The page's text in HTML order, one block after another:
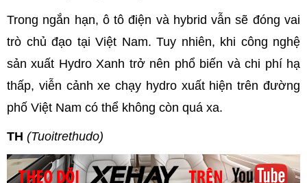
Trong ngắn hạn, ô tô điện và hybrid vẫn sẽ đóng vai
trò chủ đạo tại Việt Nam. Tuy nhiên, khi công nghệ
sản xuất Hydro Xanh trở nên phổ biến và chi phí hạ
thấp, viễn cảnh xe chạy hydro xuất hiện trên đường
phố Việt Nam có thể không còn quá xa.
TH (Tuoitrethudo)